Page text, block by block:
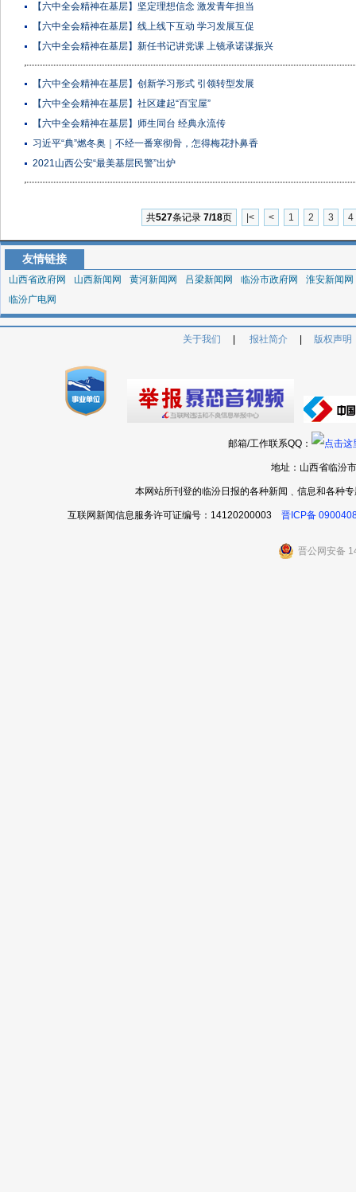
【六中全会精神在基层】坚定理想信念 激发青年担当
【六中全会精神在基层】线上线下互动 学习发展互促
【六中全会精神在基层】新任书记讲党课 上镜承诺谋振兴
【六中全会精神在基层】创新学习形式 引领转型发展
【六中全会精神在基层】社区建起“百宝屋”
【六中全会精神在基层】师生同台 经典永流传
习近平“典”燃冬奥｜不经一番寒彻骨，怎得梅花扑鼻香
2021山西公安“最美基层民警”出炉
|< < 1 2 3 4
共527条记录 7/18页
友情链接
山西省政府网 山西新闻网 黄河新闻网 吕梁新闻网 临汾市政府网
淮安新闻网
临汾广电网
关于我们 报社简介 版权声明
邮箱/工作联系QQ：
地址：山西省临汾
本网站所刊登的临汾日报的各种新闻﹑信息和各种
互联网新闻信息服务许可证编号：14120200003 晋ICP备
晋公网安备